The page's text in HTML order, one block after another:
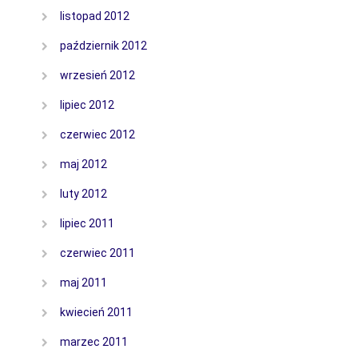
listopad 2012
październik 2012
wrzesień 2012
lipiec 2012
czerwiec 2012
maj 2012
luty 2012
lipiec 2011
czerwiec 2011
maj 2011
kwiecień 2011
marzec 2011